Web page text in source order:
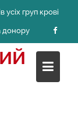
груп крові
донору